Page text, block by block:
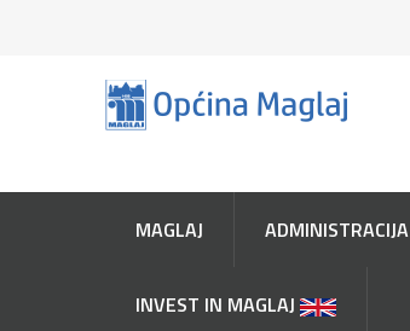
MAGLAJ ADMINISTRACIJA
INVEST IN MAGLAJ